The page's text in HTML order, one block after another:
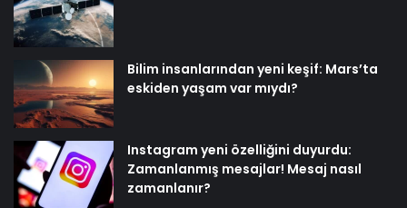
Bilim insanlarından yeni keşif: Mars’ta
eskiden yaşam var mıydı?
Instagram yeni özelliğini duyurdu:
Zamanlanmış mesajlar! Mesaj nasıl
zamanlanır?